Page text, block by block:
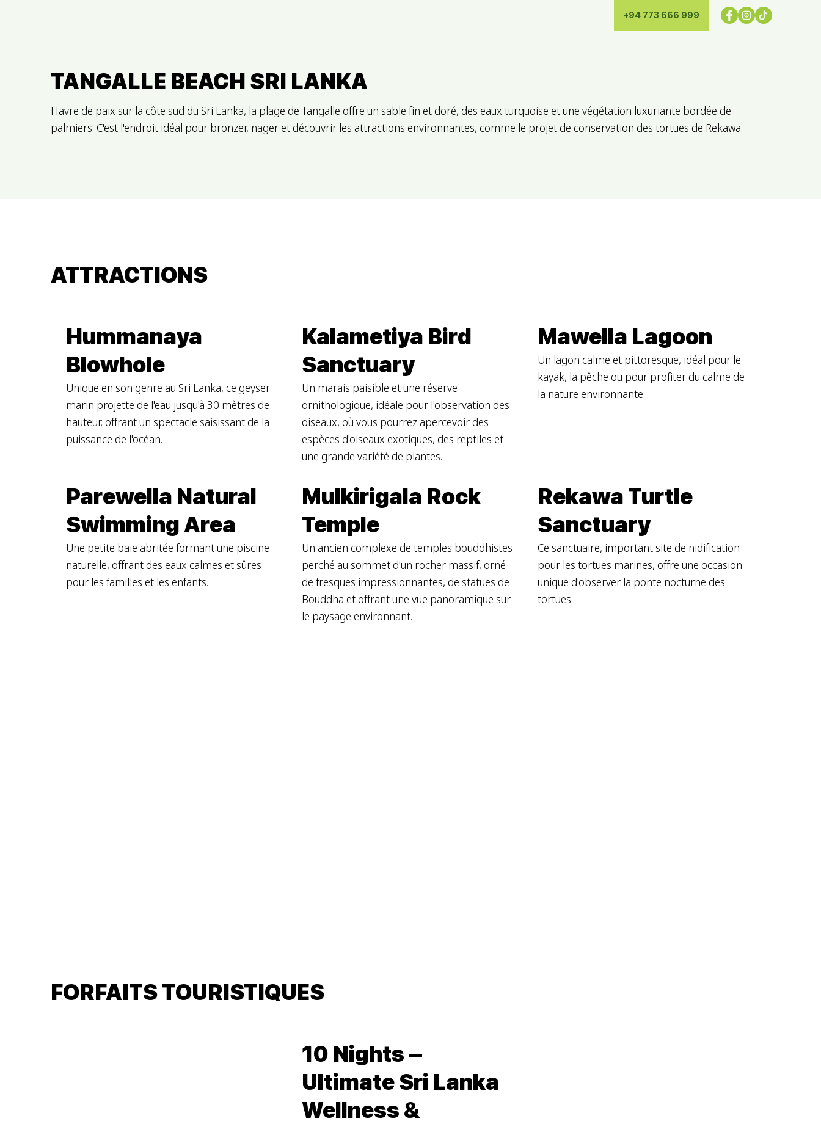
+94 773 666 999
TANGALLE BEACH SRI LANKA
Havre de paix sur la côte sud du Sri Lanka, la plage de Tangalle offre un sable fin et doré, des eaux turquoise et une végétation luxuriante bordée de
palmiers. C'est l'endroit idéal pour bronzer, nager et découvrir les attractions environnantes, comme le projet de conservation des tortues de Rekawa.
ATTRACTIONS
Hummanaya
Blowhole
Unique en son genre au Sri Lanka, ce geyser
marin projette de l'eau jusqu'à 30 mètres de
hauteur, offrant un spectacle saisissant de la
puissance de l'océan.
Kalametiya Bird
Sanctuary
Un marais paisible et une réserve
ornithologique, idéale pour l'observation des
oiseaux, où vous pourrez apercevoir des
espèces d'oiseaux exotiques, des reptiles et
une grande variété de plantes.
Mawella Lagoon
Un lagon calme et pittoresque, idéal pour le
kayak, la pêche ou pour profiter du calme de
la nature environnante.
Parewella Natural
Swimming Area
Une petite baie abritée formant une piscine
naturelle, offrant des eaux calmes et sûres
pour les familles et les enfants.
Mulkirigala Rock
Temple
Un ancien complexe de temples bouddhistes
perché au sommet d'un rocher massif, orné
de fresques impressionnantes, de statues de
Bouddha et offrant une vue panoramique sur
le paysage environnant.
Rekawa Turtle
Sanctuary
Ce sanctuaire, important site de nidification
pour les tortues marines, offre une occasion
unique d'observer la ponte nocturne des
tortues.
FORFAITS TOURISTIQUES
10 Nights –
Ultimate Sri Lanka
Wellness &